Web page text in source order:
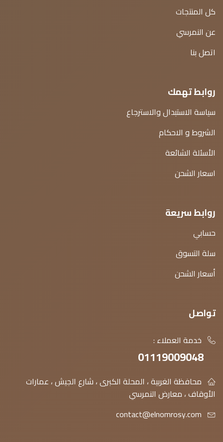
كل المنتجات
عن النمرسي
اتصل بنا
روابط تهمك
سياسة الاستبدال والاسترجاع
الشروط و الاحكام
الأسئلة الشائعة
اسعار الشحن
روابط سريعة
حسابي
سلة التسوق
أسعار الشحن
تواصل
خدمة العملاء :
01119009048
محافظة الغربية ، المحلة الكبرى ، شارع الجيش ، عمارات
الأوقاف ، معارض النمرسي
contact@elnomrosy.com